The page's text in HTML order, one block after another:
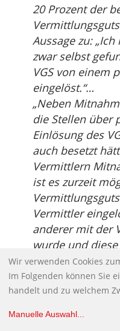
20 Prozent der
Aussage zu:
zwar selbst
VGS von einem
eingelöst.“…
„Neben
die Stellen über
Einlösung des
auch besetzt
Vermittlern
ist es zurzeit
Vermittler
anderer mit der
wurde und
dieselben
Einlösung des
Arbeitslose. Sie
jedoch mit
Wir verwenden Cookies
Im Folgenden können Sie
handelt und zu welchem
Manuelle Auswahl...